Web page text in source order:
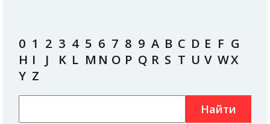
0 1 2 3 4 5 6 7 8 9 A B C D E F G
H I J K L M N O P Q R S T U V WX
Y Z
Найти